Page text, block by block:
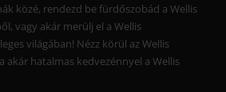
közé, rendezd be fürdőszobád a Wellis
vagy akár merülj el a Wellis
világában! Nézz körül az Wellis
akár hatalmas kedvezénnyel a Wellis